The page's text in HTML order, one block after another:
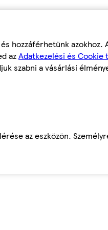
hozzáférhetünk azokhoz.
azAdatkezelési és Cookie
szabni a vásárlási
az eszközön.